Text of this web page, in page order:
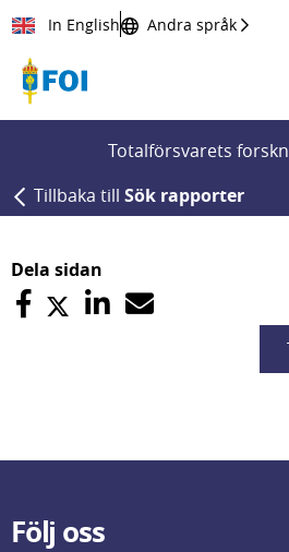
Till innehållet
In English Andra språk
Totalförsvarets
Tillbaka till Sök rapporter
Dela sidan
Följ oss